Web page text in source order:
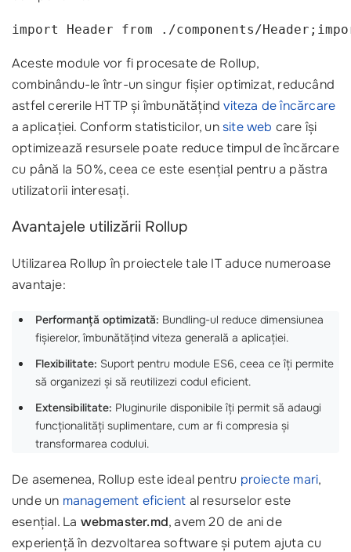
import Header from ./components/
Aceste module vor fi procesate de Rollup,
combinându-le într-un singur fișier optimizat, reducând
astfel cererile HTTP și îmbunătățindviteza de încărcare
a aplicației. Conform statisticilor, unsite web care își
optimizează resursele poate reduce timpul de încărcare
cu până la 50%, ceea ce este esențial pentru a păstra
utilizatorii interesați.
Avantajele utilizării Rollup
Utilizarea Rollup în proiectele tale IT aduce numeroase
avantaje:
Performanță optimizată: Bundling-ul reduce dimensiunea
fișierelor, îmbunătățind viteza generală a aplicației.
Flexibilitate: Suport pentru module ES6, ceea ce îți permite
să organizezi și să reutilizezi codul eficient.
Extensibilitate: Pluginurile disponibile îți permit să adaugi
funcționalități suplimentare, cum ar fi compresia și
transformarea codului.
De asemenea, Rollup este ideal pentru proiecte mari,
unde un management eficient al resurselor este
esențial. La webmaster.md, avem 20 de ani de
experiență în dezvoltarea software și putem ajuta cu